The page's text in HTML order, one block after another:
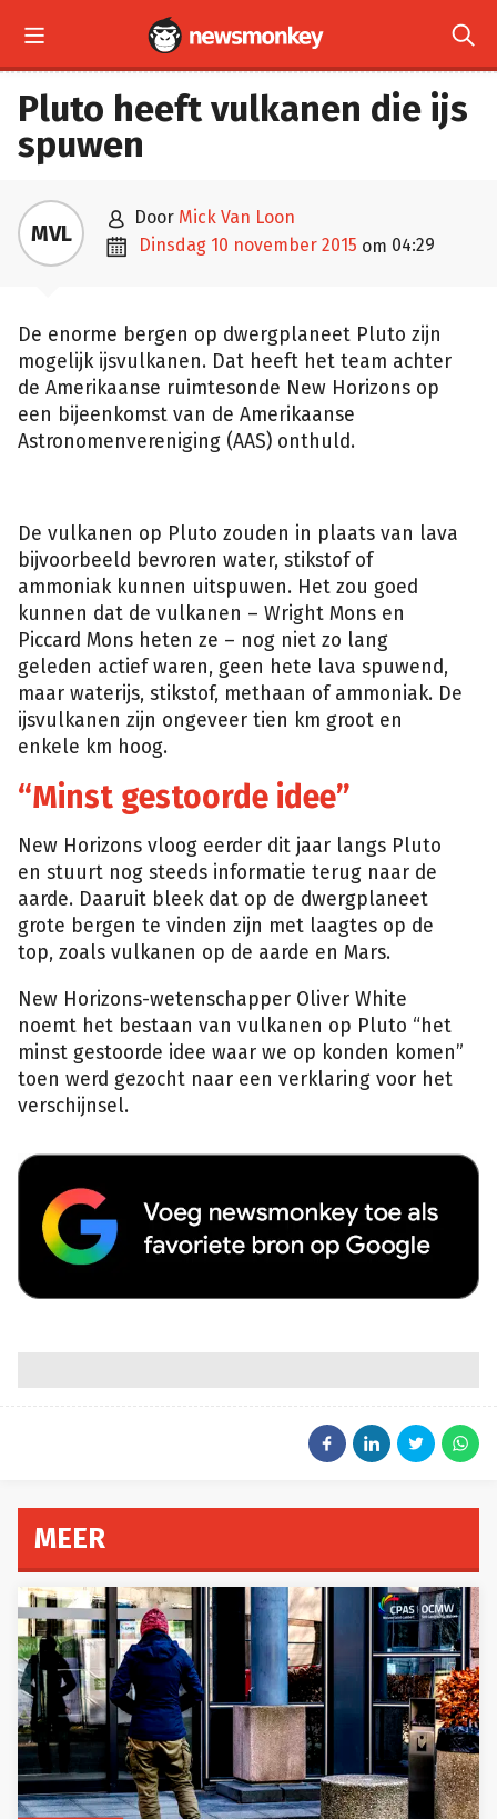
 
Pluto heeft vulkanen die ijs
spuwen
MVL  door Mick Van Loon
 dinsdag 10 november 2015 om 04:29
De enorme bergen op dwergplaneet Pluto zijn
mogelijk ijsvulkanen. Dat heeft het team achter
de Amerikaanse ruimtesonde New Horizons op
een bijeenkomst van de Amerikaanse
Astronomenvereniging (AAS) onthuld.
De vulkanen op Pluto zouden in plaats van lava
bijvoorbeeld bevroren water, stikstof of
ammoniak kunnen uitspuwen. Het zou goed
kunnen dat de vulkanen – Wright Mons en
Piccard Mons heten ze – nog niet zo lang
geleden actief waren, geen hete lava spuwend,
maar waterijs, stikstof, methaan of ammoniak. De
ijsvulkanen zijn ongeveer tien km groot en
enkele km hoog.
“Minst gestoorde idee”
New Horizons vloog eerder dit jaar langs Pluto
en stuurt nog steeds informatie terug naar de
aarde. Daaruit bleek dat op de dwergplaneet
grote bergen te vinden zijn met laagtes op de
top, zoals vulkanen op de aarde en Mars.
New Horizons-wetenschapper Oliver White
noemt het bestaan van vulkanen op Pluto “het
minst gestoorde idee waar we op konden komen”
toen werd gezocht naar een verklaring voor het
verschijnsel.
MEER